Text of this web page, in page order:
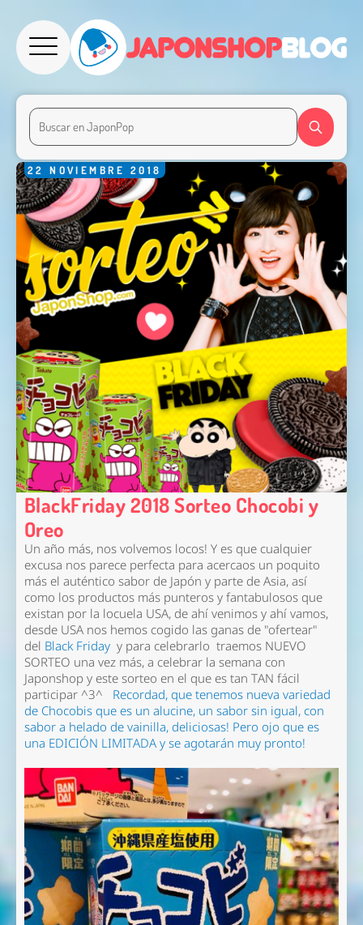
22 NOVIEMBRE 2018
BlackFriday 2018 Sorteo Chocobi y
Oreo
Un año más, nos volvemos locos! Y es que cualquier
excusa nos parece perfecta para acercaos un poquito
más el auténtico sabor de Japón y parte de Asia, así
como los productos más punteros y fantabulosos que
existan por la locuela USA, de ahí venimos y ahí vamos,
desde USA nos hemos cogido las ganas de "ofertear"
del Black Friday y para celebrarlo traemos NUEVO
SORTEO una vez más, a celebrar la semana con
Japonshop y este sorteo en el que es tan TAN fácil
participar ^3^ Recordad, que tenemos nueva variedad
de Chocobis que es un alucine, un sabor sin igual, con
sabor a helado de vainilla, deliciosas! Pero ojo que es
una EDICIÓN LIMITADA y se agotarán muy pronto!